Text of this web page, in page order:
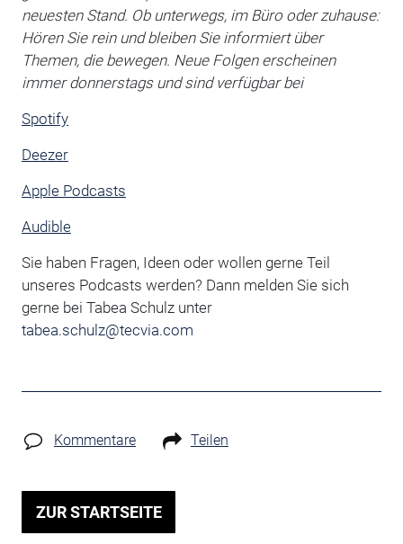
neuesten Stand. Ob unterwegs, im Büro oder zuhause:
Hören Sie rein und bleiben Sie informiert über
Themen, die bewegen. Neue Folgen erscheinen
immer donnerstags und sind verfügbar bei
Spotify
Deezer
Apple Podcasts
Audible
Sie haben Fragen, Ideen oder wollen gerne Teil
unseres Podcasts werden? Dann melden Sie sich
gerne bei Tabea Schulz unter
tabea.schulz@tecvia.com
Kommentare Teilen
ZUR STARTSEITE